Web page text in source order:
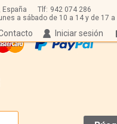
España Tlf: 942 074 286
a sábado de 10 a 14 y de 17 a
Iniciar sesión